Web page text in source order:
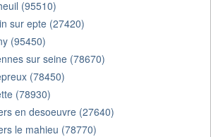
(95510)
sur epte (27420)
(95450)
sur seine (78670)
(78450)
(78930)
en desoeuvre (27640)
le mahieu (78770)